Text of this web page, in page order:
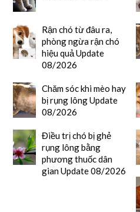
Rận chó từ đâu ra,
phòng ngừa rận chó
hiệu quả Update
08/2026
Chăm sóc khi mèo hay
bị rụng lông Update
08/2026
Điều trị chó bị ghẻ
rụng lông bằng
phương thuốc dân
gian Update 08/2026